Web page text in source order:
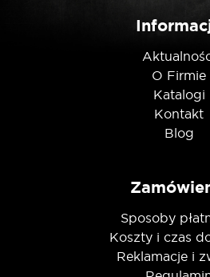
Nie jestem robotem
O Firmie
Katalogi
Kontakt
Blog
Sposoby
Koszty i czas
Reklamacje i